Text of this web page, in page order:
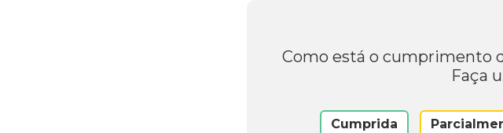
Como está o cumprimento
Faça
Cumprida